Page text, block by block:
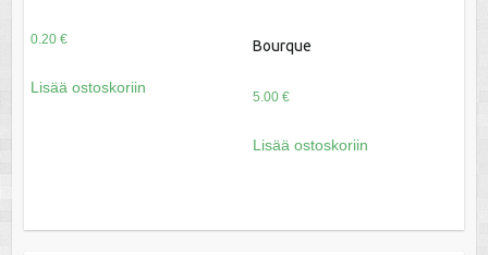
0.20 €
Lisää ostoskoriin
Bourque
5.00 €
Lisää ostoskoriin